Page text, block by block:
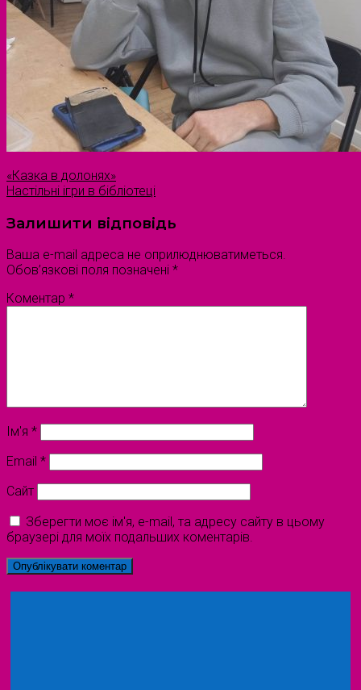
«Казка в долонях»
Настільні ігри в бібліотеці
Залишити відповідь
Ваша e-mail адреса не оприлюднюватиметься.
Обов’язкові поля позначені *
Коментар *
Ім'я *
Email *
Сайт
Зберегти моє ім'я, e-mail, та адресу сайту в цьому
браузері для моїх подальших коментарів.